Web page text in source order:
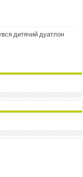
дитячий дуатлон